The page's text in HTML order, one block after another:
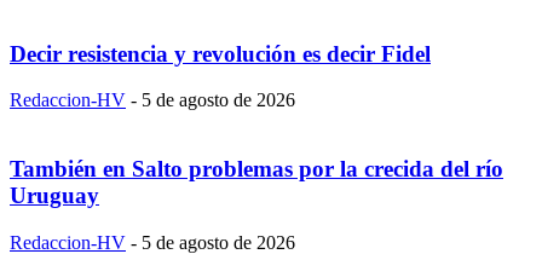
Decir resistencia y revolución es decir Fidel
Redaccion-HV - 5 de agosto de 2026
También en Salto problemas por la crecida del río
Uruguay
Redaccion-HV - 5 de agosto de 2026